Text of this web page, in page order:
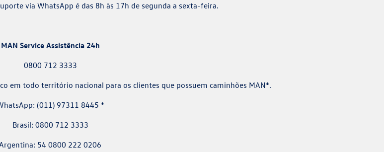
via WhatsApp é das 8h às 17h de segunda a sexta-feira.
MAN Service Assistência 24h
0800 712 3333
em todo território nacional para os clientes que possuem caminhões MAN*.
(011) 97311 8445 *
Brasil: 0800 712 3333
54 0800 222 0206